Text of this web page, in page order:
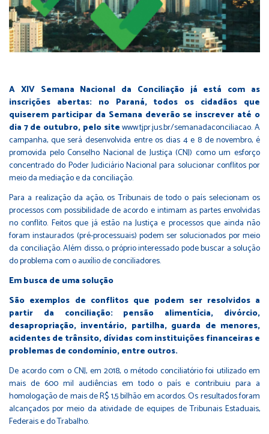
A XIV Semana Nacional da Conciliação já está com as
inscrições abertas: no Paraná, todos os cidadãos que
quiserem participar da Semana deverão se inscrever até o
dia 7 de outubro, pelo sitewww.tjpr.jus.br/semanadaconciliacao. A
campanha, que será desenvolvida entre os dias 4 e 8 de novembro, é
promovida pelo Conselho Nacional de Justiça (CNJ) como um esforço
concentrado do Poder Judiciário Nacional para solucionar conflitos por
meio da mediação e da conciliação.
Para a realização da ação, os Tribunais de todo o país selecionam os
processos com possibilidade de acordo e intimam as partes envolvidas
no conflito. Feitos que já estão na Justiça e processos que ainda não
foram instaurados (pré-processuais) podem ser solucionados por meio
da conciliação. Além disso, o próprio interessado pode buscar a solução
do problema com o auxílio de conciliadores.
Em busca de uma solução
São exemplos de conflitos que podem ser resolvidos a
partir da conciliação: pensão alimentícia, divórcio,
desapropriação, inventário, partilha, guarda de menores,
acidentes de trânsito, dívidas com instituições financeiras e
problemas de condomínio, entre outros.
De acordo com o CNJ, em 2018, o método conciliatório foi utilizado em
mais de 600 mil audiências em todo o país e contribuiu para a
homologação de mais de R$ 1,5 bilhão em acordos. Os resultados foram
alcançados por meio da atividade de equipes de Tribunais Estaduais,
Federais e do Trabalho.